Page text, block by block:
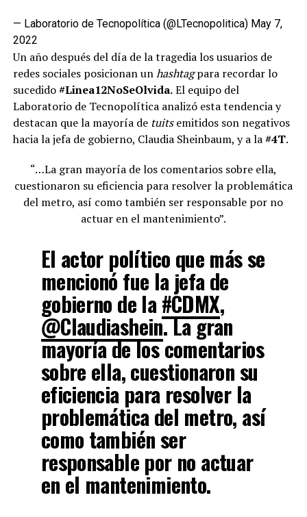
— Laboratorio de Tecnopolítica (@LTecnopolitica) May 7,
2022
Un año después del día de la tragedia los usuarios de
redes sociales posicionan unhashtagpara recordar lo
sucedido#Linea12NoSeOlvida.El equipo del
Laboratorio de Tecnopolítica analizó esta tendencia y
destacan que la mayoría de tuitsemitidos son negativos
hacia la jefa de gobierno, Claudia Sheinbaum, y a la#4T.
“…La gran mayoría de los comentarios sobre ella,
cuestionaron su eficiencia para resolver la problemática
del metro, así como también ser responsable por no
actuar en el mantenimiento”.
El actor político que más se
mencionó fue la jefa de
gobierno de la#CDMX,
@Claudiashein. La gran
mayoría de los comentarios
sobre ella, cuestionaron su
eficiencia para resolver la
problemática del metro, así
como también ser
responsable por no actuar
en el mantenimiento.